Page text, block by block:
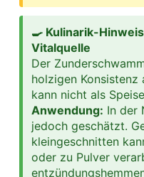
🍳 Kulinarik-
Vitalquelle
Der
holzigen
kann nicht als
Anwendung: In der
jedoch geschätzt.
kleingeschnitten
oder zu Pulver